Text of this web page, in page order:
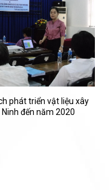
phát triển vật liệu xây
đến năm 2020